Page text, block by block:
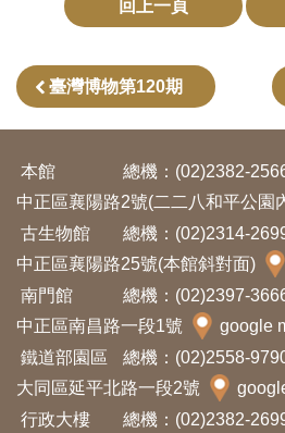
回上一頁
臺灣博物第120期
本館 總機：(02)2382-
中正區襄陽路2號(二二八和平公園
古生物館
總機：(02)2314-
中正區襄陽路25號(本館斜對面)
南門館
總機：(02)2397-
中正區南昌路一段1號
google
鐵道部園區
總機：(02)2558-
大同區延平北路一段2號
行政大樓
總機：(02)2382-